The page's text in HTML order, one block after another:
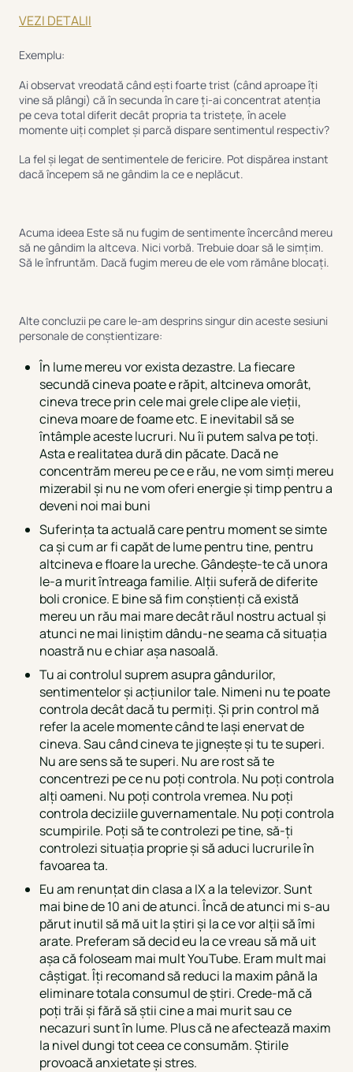
VEZI DETALII
Exemplu:
Ai observat vreodată când ești foarte trist (când aproape îți
vine să plângi) că în secunda în care ți-ai concentrat atenția
pe ceva total diferit decât propria ta tristețe, în acele
momente uiți complet și parcă dispare sentimentul respectiv?
La fel și legat de sentimentele de fericire. Pot dispărea instant
dacă începem să ne gândim la ce e neplăcut.
Acuma ideea Este să nu fugim de sentimente încercând mereu
să ne gândim la altceva. Nici vorbă. Trebuie doar să le simțim.
Să le înfruntăm. Dacă fugim mereu de ele vom rămâne blocați.
Alte concluzii pe care le-am desprins singur din aceste sesiuni
personale de conștientizare:
În lume mereu vor exista dezastre. La fiecare
secundă cineva poate e răpit, altcineva omorât,
cineva trece prin cele mai grele clipe ale vieții,
cineva moare de foame etc. E inevitabil să se
întâmple aceste lucruri. Nu îi putem salva pe toți.
Asta e realitatea dură din păcate. Dacă ne
concentrăm mereu pe ce e rău, ne vom simți mereu
mizerabil și nu ne vom oferi energie și timp pentru a
deveni noi mai buni
Suferința ta actuală care pentru moment se simte
ca și cum ar fi capăt de lume pentru tine, pentru
altcineva e floare la ureche. Gândește-te că unora
le-a murit întreaga familie. Alții suferă de diferite
boli cronice. E bine să fim conștienți că există
mereu un rău mai mare decât răul nostru actual și
atunci ne mai liniștim dându-ne seama că situația
noastră nu e chiar așa nasoală.
Tu ai controlul suprem asupra gândurilor,
sentimentelor și acțiunilor tale. Nimeni nu te poate
controla decât dacă tu permiți. Și prin control mă
refer la acele momente când te lași enervat de
cineva. Sau când cineva te jignește și tu te superi.
Nu are sens să te superi. Nu are rost să te
concentrezi pe ce nu poți controla. Nu poți controla
alți oameni. Nu poți controla vremea. Nu poți
controla deciziile guvernamentale. Nu poți controla
scumpirile. Poți să te controlezi pe tine, să-ți
controlezi situația proprie și să aduci lucrurile în
favoarea ta.
Eu am renunțat din clasa a IX a la televizor. Sunt
mai bine de 10 ani de atunci. Încă de atunci mi s-au
părut inutil să mă uit la știri și la ce vor alții să îmi
arate. Preferam să decid eu la ce vreau să mă uit
așa că foloseam mai mult YouTube. Eram mult mai
câștigat. Îți recomand să reduci la maxim până la
eliminare totala consumul de știri. Crede-mă că
poți trăi și fără să știi cine a mai murit sau ce
necazuri sunt în lume. Plus că ne afectează maxim
la nivel dungi tot ceea ce consumăm. Știrile
provoacă anxietate și stres.